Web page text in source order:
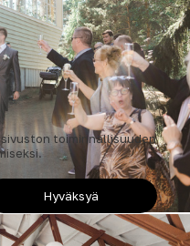
toiminnallisuuden
Hyväksyä